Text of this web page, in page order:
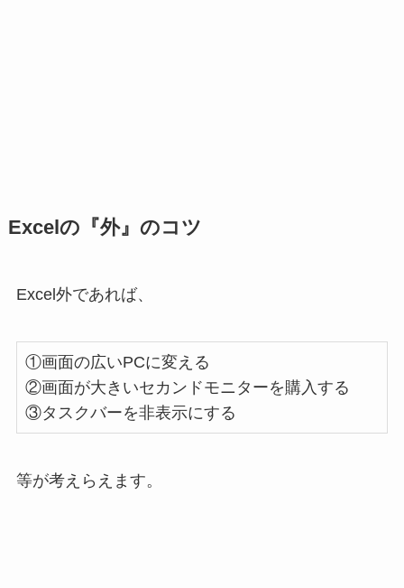
Excelの『外』のコツ
Excel外であれば、
①画面の広いPCに変える
②画面が大きいセカンドモニターを購入する
③タスクバーを非表示にする
等が考えらえます。